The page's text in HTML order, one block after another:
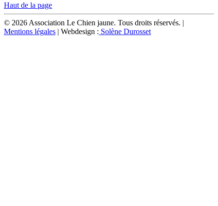
Haut de la page
© 2026 Association Le Chien jaune. Tous droits réservés. |
Mentions légales | Webdesign : Solène Durosset